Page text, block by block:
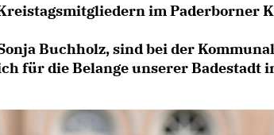
im Paderborner
Buchholz, sind bei der
für die Belange unserer Badestadt